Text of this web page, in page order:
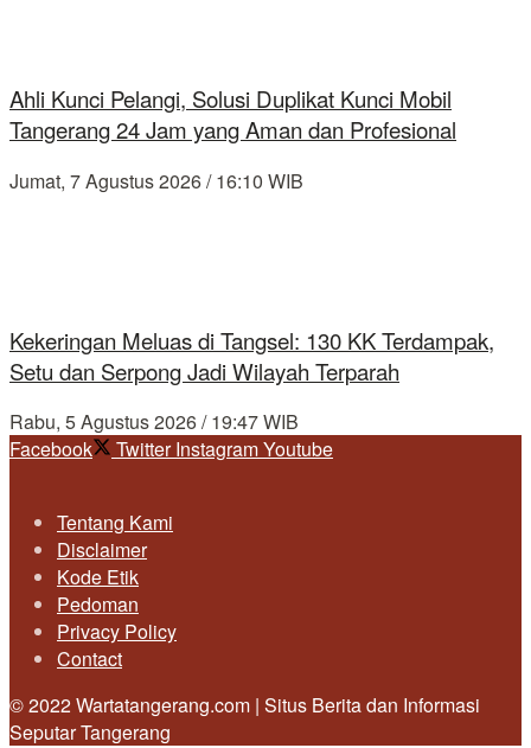
Ahli Kunci Pelangi, Solusi Duplikat Kunci Mobil
Tangerang 24 Jam yang Aman dan Profesional
Jumat, 7 Agustus 2026 / 16:10 WIB
Kekeringan Meluas di Tangsel: 130 KK Terdampak,
Setu dan Serpong Jadi Wilayah Terparah
Rabu, 5 Agustus 2026 / 19:47 WIB
Facebook
Twitter InstagramYoutube
Tentang Kami
Disclaimer
Kode Etik
Pedoman
Privacy Policy
Contact
© 2022 Wartatangerang.com | Situs Berita dan Informasi
Seputar Tangerang